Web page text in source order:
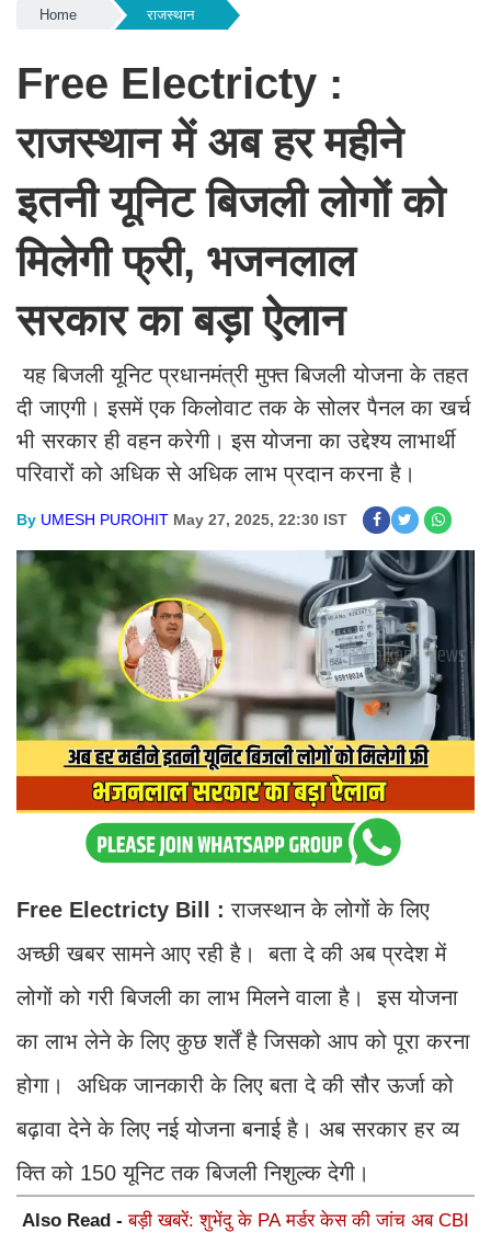
Home राजस्थान
Free Electricty :
राजस्थान में अब हर महीने
इतनी यूनिट बिजली लोगों को
मिलेगी फ्री, भजनलाल
सरकार का बड़ा ऐलान
यह बिजली यूनिट प्रधानमंत्री मुफ्त बिजली योजना के तहत
दी जाएगी। इसमें एक किलोवाट तक के सोलर पैनल का खर्च
भी सरकार ही वहन करेगी। इस योजना का उद्देश्य लाभार्थी
परिवारों को अ​धिक से अ​धिक लाभ प्रदान करना है।
By UMESH PUROHIT May 27, 2025, 22:30 IST
Free Electricty Bill :राजस्थान के लोगों के लिए
अच्छी खबर सामने आए रही है। बता दे की अब प्रदेश में
लोगों को गरी बिजली का लाभ मिलने वाला है। इस योजना
का लाभ लेने के लिए कुछ शर्तें है जिसको आप को पूरा करना
होगा। अधिक जानकारी के लिए बता दे की सौर ऊर्जा को
बढ़ावा देने के लिए नई योजना बनाई है। अब सरकार हर व्य​
क्ति को 150 यूनिट तक बिजली निशुल्क देगी।
Also Read -बड़ी खबरें: शुभेंदु के PA मर्डर केस की जांच अब CBI